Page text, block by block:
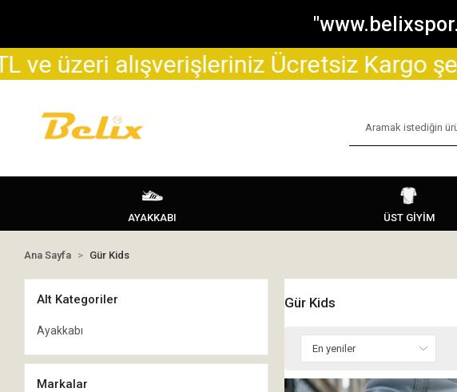
alışverişleriniz Ücretsiz Kargo
AYAKKABI ÜST GİYİM
Ana Sayfa Gür Kids
Alt Kategoriler
Ayakkabı
Markalar
Gür Kids